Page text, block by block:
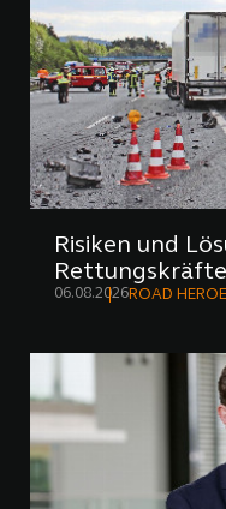
Risiken und
Rettungskräfte
06.08.2026ROAD